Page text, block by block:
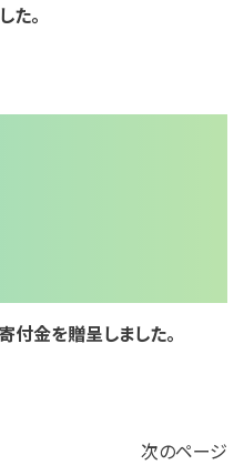
。
付金を贈呈しました。
次のページ